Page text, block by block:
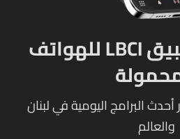
حمل الآن تطبيق LBCI للهواتف
أحدث البرامج اليومية في لبنان
والعالم